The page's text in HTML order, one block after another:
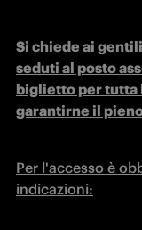
Si chiede ai
seduti al posto
biglietto per tutta
garantirne il
Per l'accesso è
indicazioni: